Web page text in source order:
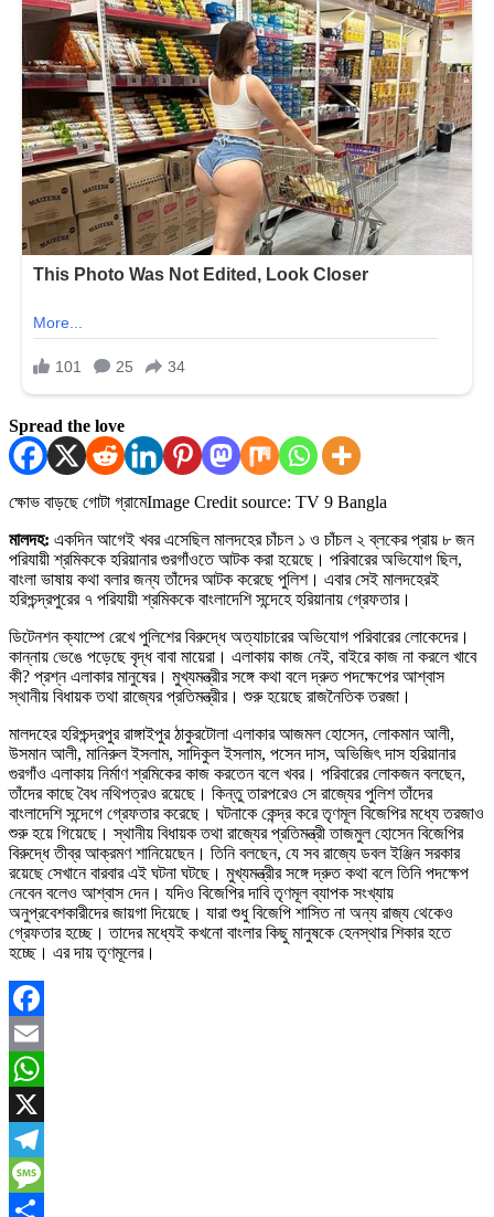
Spread the love
ক্ষোভ বাড়ছে গোটা গ্রামেImage Credit source: TV 9 Bangla
মালদহ: একদিন আগেই খবর এসেছিল মালদহের চাঁচল ১ ও চাঁচল ২ ব্লকের প্রায় ৮ জন
পরিযায়ী শ্রমিককে হরিয়ানার গুরগাঁওতে আটক করা হয়েছে। পরিবারের অভিযোগ ছিল,
বাংলা ভাষায় কথা বলার জন্য তাঁদের আটক করেছে পুলিশ। এবার সেই মালদহেরই
হরিশ্চন্দ্রপুরের ৭ পরিযায়ী শ্রমিককে বাংলাদেশি সন্দেহে হরিয়ানায় গ্রেফতার।
ডিটেনশন ক্যাম্পে রেখে পুলিশের বিরুদ্ধে অত্যাচারের অভিযোগ পরিবারের লোকেদের।
কান্নায় ভেঙে পড়েছে বৃদ্ধ বাবা মায়েরা। এলাকায় কাজ নেই, বাইরে কাজ না করলে খাবে
কী? প্রশ্ন এলাকার মানুষের। মুখ্যমন্ত্রীর সঙ্গে কথা বলে দ্রুত পদক্ষেপের আশ্বাস
স্থানীয় বিধায়ক তথা রাজ্যের প্রতিমন্ত্রীর। শুরু হয়েছে রাজনৈতিক তরজা।
মালদহের হরিশ্চন্দ্রপুর রাঙ্গাইপুর ঠাকুরটোলা এলাকার আজমল হোসেন, লোকমান আলী,
উসমান আলী, মানিরুল ইসলাম, সাদিকুল ইসলাম, পসেন দাস, অভিজিৎ দাস হরিয়ানার
গুরগাঁও এলাকায় নির্মাণ শ্রমিকের কাজ করতেন বলে খবর। পরিবারের লোকজন বলছেন,
তাঁদের কাছে বৈধ নথিপত্রও রয়েছে। কিন্তু তারপরেও সে রাজ্যের পুলিশ তাঁদের
বাংলাদেশি সন্দেগে গ্রেফতার করেছে। ঘটনাকে কেন্দ্র করে তৃণমূল বিজেপির মধ্যে তরজাও
শুরু হয়ে গিয়েছে। স্থানীয় বিধায়ক তথা রাজ্যের প্রতিমন্ত্রী তাজমুল হোসেন বিজেপির
বিরুদ্ধে তীব্র আক্রমণ শানিয়েছেন। তিনি বলছেন, যে সব রাজ্যে ডবল ইঞ্জিন সরকার
রয়েছে সেখানে বারবার এই ঘটনা ঘটছে। মুখ্যমন্ত্রীর সঙ্গে দ্রুত কথা বলে তিনি পদক্ষেপ
নেবেন বলেও আশ্বাস দেন। যদিও বিজেপির দাবি তৃণমূল ব্যাপক সংখ্যায়
অনুপ্রবেশকারীদের জায়গা দিয়েছে। যারা শুধু বিজেপি শাসিত না অন্য রাজ্য থেকেও
গ্রেফতার হচ্ছে। তাদের মধ্যেই কখনো বাংলার কিছু মানুষকে হেনস্থার শিকার হতে
হচ্ছে। এর দায় তৃণমূলের।
Facebook
Email
WhatsApp
X
Telegram
Message